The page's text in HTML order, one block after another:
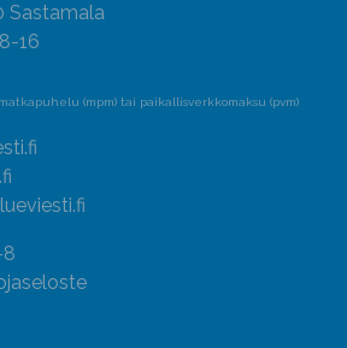
Sastamala
16
(mpm) tai paikallisverkkomaksu (pvm)